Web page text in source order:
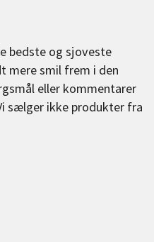
bedste og sjoveste
mere smil frem i den
eller kommentarer
sælger ikke produkter fra